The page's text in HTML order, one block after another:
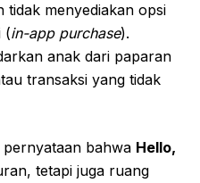
tidak menyediakan opsi
(in-app purchase).
anak dari paparan
transaksi yang tidak
pernyataan bahwa Hello,
tetapi juga ruang